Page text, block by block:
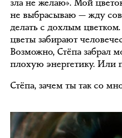
зла не желаю». Мой
не выбрасываю — жду
делать с дохлым
цветы забирают
Возможно, Стёпа забрал
плохую энергетику. Или
Стёпа, зачем ты так со